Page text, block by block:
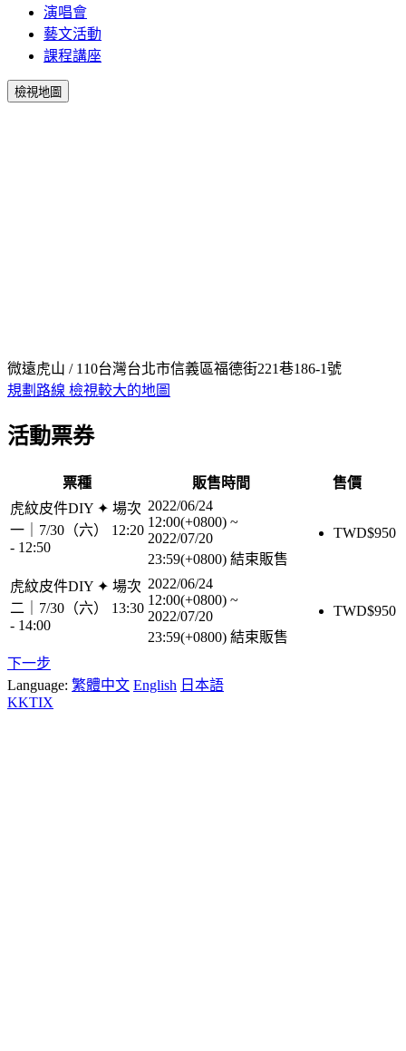
演唱會
藝文活動
課程講座
檢視地圖
微遠虎山 / 110台灣台北市信義區福德街221巷186-1號
規劃路線 檢視較大的地圖
活動票券
票種 販售時間
售價
虎紋皮件DIY ✦ 場次
一｜7/30（六） 12:20
- 12:50
2022/06/24
12:00(+0800) ~
2022/07/20
23:59(+0800) 結束販售
TWD$950
虎紋皮件DIY ✦ 場次
二｜7/30（六） 13:30
- 14:00
2022/06/24
12:00(+0800) ~
2022/07/20
23:59(+0800) 結束販售
TWD$950
下一步
Language: 繁體中文 English 日本語
KKTIX